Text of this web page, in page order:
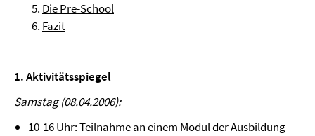
Die Pre-School
Fazit
1. Aktivitätsspiegel
Samstag (08.04.2006):
10-16 Uhr: Teilnahme an einem Modul der Ausbildung